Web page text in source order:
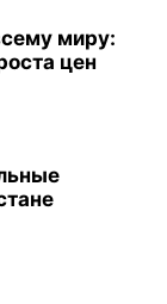
миру:
цен